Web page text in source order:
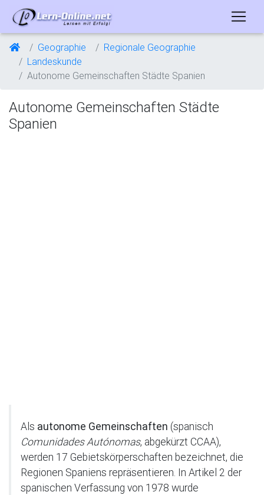
Geographie
Regionale Geographie
Landeskunde
Autonome Gemeinschaften Städte Spanien
Autonome Gemeinschaften Städte
Spanien
Als autonome Gemeinschaften (spanisch
Comunidades Autónomas, abgekürzt CCAA),
werden 17 Gebietskörperschaften bezeichnet, die
Regionen Spaniens repräsentieren. In Artikel 2 der
spanischen Verfassung von 1978 wurde